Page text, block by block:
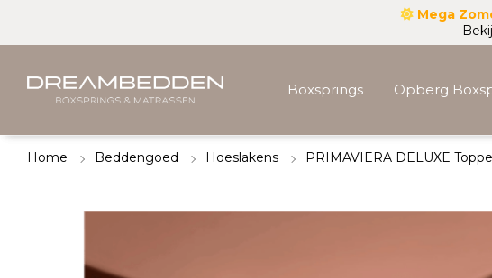
Mega
Boxsprings Opberg
Home Beddengoed Hoeslakens PRIMAVIERA DELUXE